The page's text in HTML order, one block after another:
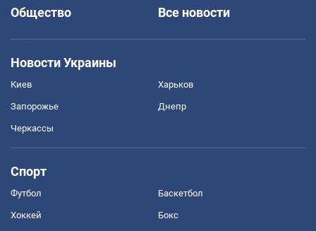
Общество
Все новости
Новости Украины
Киев Харьков
Запорожье Днепр
Черкассы
Спорт
Футбол Баскетбол
Хоккей Бокс